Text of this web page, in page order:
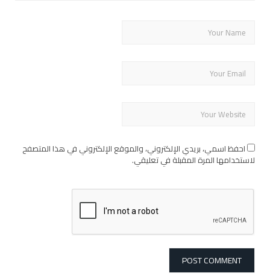
احفظ اسمي، بريدي الإلكتروني، والموقع الإلكتروني في هذا المتصفح
لاستخدامها المرة المقبلة في تعليقي.